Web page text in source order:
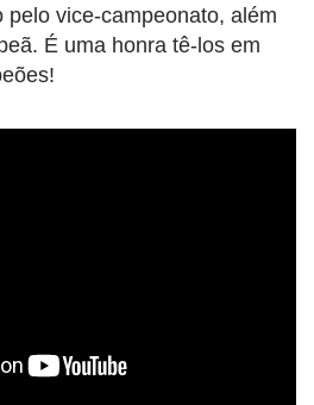
pelo vice-campeonato, além
É uma honra tê-los em